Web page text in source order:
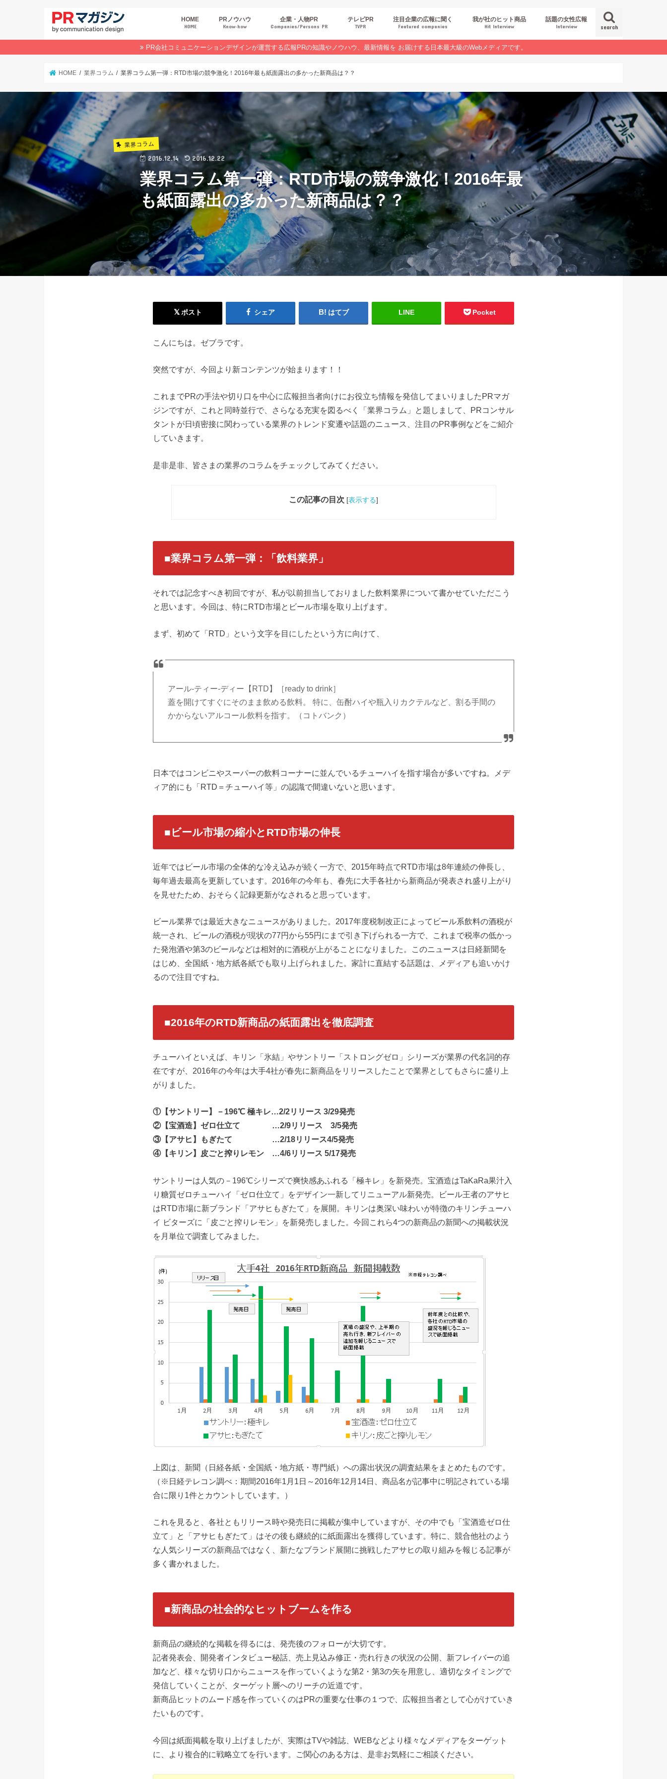
search
HOME
HOME
PRノウハウ
Know‐how
広報スキルUP
商品・サービスPR
デジタルPR
PRトレンド
イベントPR
業界コラム
オンラインセミナーレポート
企業・人物PR
Companies/Persons PR
テレビPR
TVPR
注目企業の広報に聞く
Featured companies
我が社のヒット商品
Hit Interview
話題の女性広報
Interview
PR会社コミュニケーションデザインが運営する広報PRの知識やノウハウ、最新情報を お届けする日本最大級のWebメディアです。
HOME 業界コラム 業界コラム第一弾：RTD市場の競争激化！2016年最も紙面露出の多かった新商品は？？
業界コラム
2016.12.14 2016.12.22
業界コラム第一弾：RTD市場の競争激化！2016年最
も紙面露出の多かった新商品は？？
ポスト シェア はてブ LINE Pocket
こんにちは。ゼブラです。
突然ですが、今回より新コンテンツが始まります！！
これまでPRの手法や切り口を中心に広報担当者向けにお役立ち情報を発信してまいりましたPRマガ
ジンですが、これと同時並行で、さらなる充実を図るべく「業界コラム」と題しまして、PRコンサル
タントが日頃密接に関わっている業界のトレンド変遷や話題のニュース、注目のPR事例などをご紹介
していきます。
是非是非、皆さまの業界のコラムをチェックしてみてください。
この記事の目次 [表示する]
■業界コラム第一弾：「飲料業界」
それでは記念すべき初回ですが、私が以前担当しておりました飲料業界について書かせていただこう
と思います。今回は、特にRTD市場とビール市場を取り上げます。
まず、初めて「RTD」という文字を目にしたという方に向けて、
アール‐ティー‐ディー【RTD】［ready to drink］
蓋を開けてすぐにそのまま飲める飲料。 特に、缶酎ハイや瓶入りカクテルなど、割る手間の
かからないアルコール飲料を指す。（コトバンク）
日本ではコンビニやスーパーの飲料コーナーに並んでいるチューハイを指す場合が多いですね。メデ
ィア的にも「RTD＝チューハイ等」の認識で間違いないと思います。
■ビール市場の縮小とRTD市場の伸長
近年ではビール市場の全体的な冷え込みが続く一方で、2015年時点でRTD市場は8年連続の伸長し、
毎年過去最高を更新しています。2016年の今年も、春先に大手各社から新商品が発表され盛り上がり
を見せたため、おそらく記録更新がなされると思っています。
ビール業界では最近大きなニュースがありました。2017年度税制改正によってビール系飲料の酒税が
統一され、ビールの酒税が現状の77円から55円にまで引き下げられる一方で、これまで税率の低かっ
た発泡酒や第3のビールなどは相対的に酒税が上がることになりました。このニュースは日経新聞を
はじめ、全国紙・地方紙各紙でも取り上げられました。家計に直結する話題は、メディアも追いかけ
るので注目ですね。
■2016年のRTD新商品の紙面露出を徹底調査
チューハイといえば、キリン「氷結」やサントリー「ストロングゼロ」シリーズが業界の代名詞的存
在ですが、2016年の今年は大手4社が春先に新商品をリリースしたことで業界としてもさらに盛り上
がりました。
①【サントリー】－196℃ 極キレ…2/2リリース 3/29発売
②【宝酒造】ゼロ仕立て …2/9リリース 3/5発売
③【アサヒ】もぎたて …2/18リリース4/5発売
④【キリン】皮ごと搾りレモン …4/6リリース 5/17発売
サントリーは人気の－196℃シリーズで爽快感あふれる「極キレ」を新発売。宝酒造はTaKaRa果汁入
り糖質ゼロチューハイ「ゼロ仕立て」をデザイン一新してリニューアル新発売。ビール王者のアサヒ
はRTD市場に新ブランド「アサヒもぎたて」を展開。キリンは奥深い味わいが特徴のキリンチューハ
イ ビターズに「皮ごと搾りレモン」を新発売しました。今回これら4つの新商品の新聞への掲載状況
を月単位で調査してみました。
上図は、新聞（日経各紙・全国紙・地方紙・専門紙）への露出状況の調査結果をまとめたものです。
（※日経テレコン調べ：期間2016年1月1日～2016年12月14日、商品名が記事中に明記されている場
合に限り1件とカウントしています。）
これを見ると、各社ともリリース時や発売日に掲載が集中していますが、その中でも「宝酒造ゼロ仕
立て」と「アサヒもぎたて」はその後も継続的に紙面露出を獲得しています。特に、競合他社のよう
な人気シリーズの新商品ではなく、新たなブランド展開に挑戦したアサヒの取り組みを報じる記事が
多く書かれました。
■新商品の社会的なヒットブームを作る
新商品の継続的な掲載を得るには、発売後のフォローが大切です。
記者発表会、開発者インタビュー秘話、売上見込み修正・売れ行きの状況の公開、新フレイバーの追
加など、様々な切り口からニュースを作っていくような第2・第3の矢を用意し、適切なタイミングで
発信していくことが、ターゲット層へのリーチの近道です。
新商品ヒットのムード感を作っていくのはPRの重要な仕事の１つで、広報担当者として心がけていき
たいものです。
今回は紙面掲載を取り上げましたが、実際はTVや雑誌、WEBなどより様々なメディアをターゲット
に、より複合的に戦略立てを行います。ご関心のある方は、是非お気軽にご相談ください。